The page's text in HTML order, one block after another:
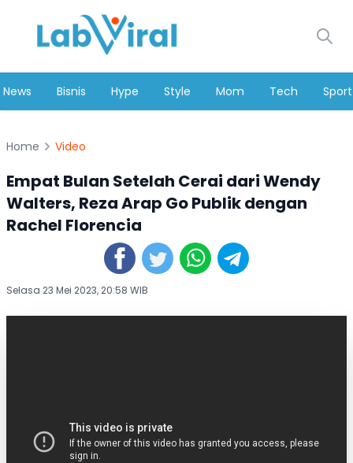
News Bisnis Hype Style Mom Tech Sport
Home Video
Empat Bulan Setelah Cerai dari Wendy
Walters, Reza Arap Go Publik dengan
Rachel Florencia
Selasa 23 Mei 2023, 20:58 WIB